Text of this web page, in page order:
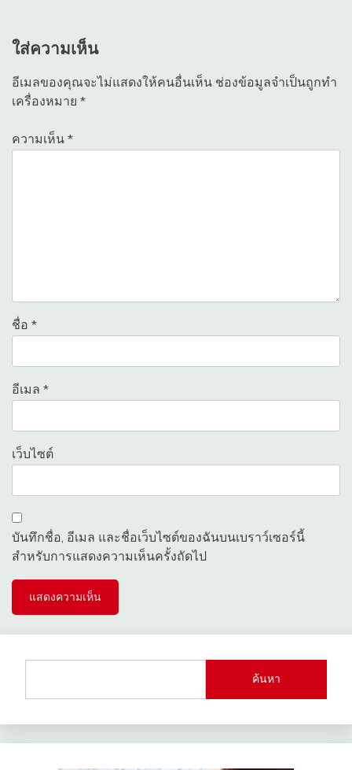
ใส่ความเห็น
อีเมลของคุณจะไม่แสดงให้คนอื่นเห็น ช่องข้อมูลจำเป็นถูกทำ
เครื่องหมาย *
ความเห็น *
ชื่อ *
อีเมล *
เว็บไซต์
บันทึกชื่อ, อีเมล และชื่อเว็บไซต์ของฉันบนเบราว์เซอร์นี้
สำหรับการแสดงความเห็นครั้งถัดไป
ค้นหา